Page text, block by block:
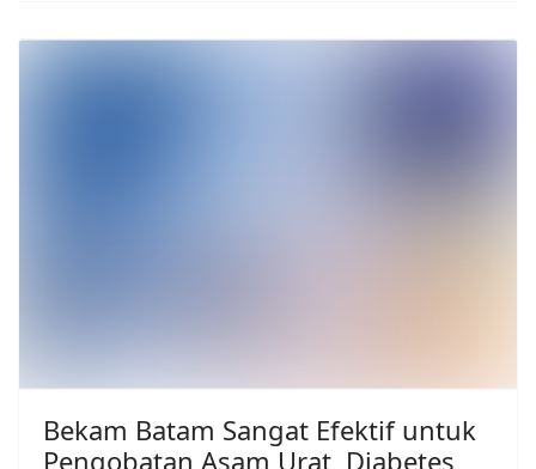
Bekam Batam Sangat Efektif untuk
Pengobatan Asam Urat, Diabetes,